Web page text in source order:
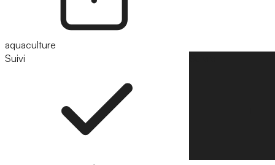
aquaculture
Suivi